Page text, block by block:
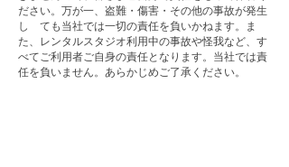
ださい。万が一、盗難・傷害・その他の事故が発生
し ても当社では一切の責任を負いかねます。ま
た、レンタルスタジオ利用中の事故や怪我など、す
べてご利用者ご自身の責任となります。当社では責
任を負いません。あらかじめご了承ください。